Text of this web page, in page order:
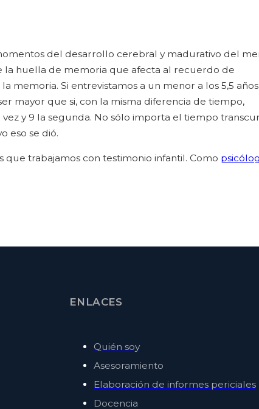
del desarrollo cerebral y madurativo del
la huella de memoria que afecta al recuerdo de
memoria. Si entrevistamos a un menor a los 5,5
mayor que si, con la misma diferencia de tiempo,
y 9 la segunda. No sólo importa el tiempo
eso se dió.
trabajamos con testimonio infantil. Como
ENLACES
Quién soy
Asesoramiento
Elaboración de informes periciales
Docencia